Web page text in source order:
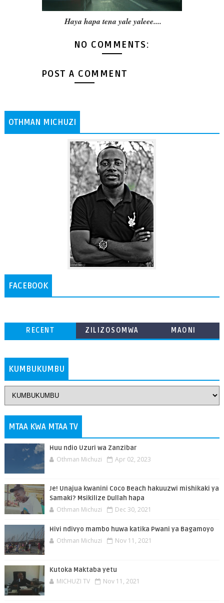
Haya hapa tena yale yaleee....
NO COMMENTS:
POST A COMMENT
OTHMAN MICHUZI
FACEBOOK
RECENT
ZILIZOSOMWA
MAONI
KUMBUKUMBU
MTAA KWA MTAA TV
Huu ndio Uzuri wa Zanzibar
Othman Michuzi Apr 02, 2023
Je! Unajua kwanini Coco Beach hakuuzwi mishikaki ya
Samaki? Msikilize Dullah hapa
Othman Michuzi Dec 30, 2021
Hivi ndivyo mambo huwa katika Pwani ya Bagamoyo
Othman Michuzi Nov 11, 2021
Kutoka Maktaba yetu
MICHUZI TV Nov 11, 2021